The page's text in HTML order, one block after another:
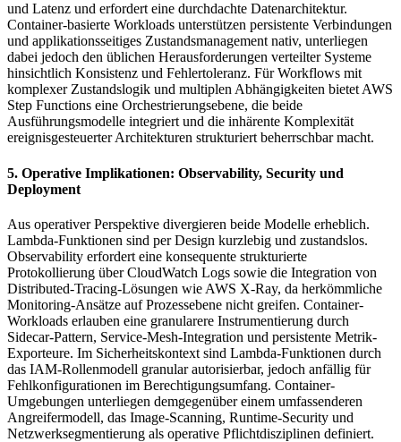
und Latenz und erfordert eine durchdachte Datenarchitektur.
Container-basierte Workloads unterstützen persistente Verbindungen
und applikationsseitiges Zustandsmanagement nativ, unterliegen
dabei jedoch den üblichen Herausforderungen verteilter Systeme
hinsichtlich Konsistenz und Fehlertoleranz. Für Workflows mit
komplexer Zustandslogik und multiplen Abhängigkeiten bietet AWS
Step Functions eine Orchestrierungsebene, die beide
Ausführungsmodelle integriert und die inhärente Komplexität
ereignisgesteuerter Architekturen strukturiert beherrschbar macht.
5. Operative Implikationen: Observability, Security und
Deployment
Aus operativer Perspektive divergieren beide Modelle erheblich.
Lambda-Funktionen sind per Design kurzlebig und zustandslos.
Observability erfordert eine konsequente strukturierte
Protokollierung über CloudWatch Logs sowie die Integration von
Distributed-Tracing-Lösungen wie AWS X-Ray, da herkömmliche
Monitoring-Ansätze auf Prozessebene nicht greifen. Container-
Workloads erlauben eine granularere Instrumentierung durch
Sidecar-Pattern, Service-Mesh-Integration und persistente Metrik-
Exporteure. Im Sicherheitskontext sind Lambda-Funktionen durch
das IAM-Rollenmodell granular autorisierbar, jedoch anfällig für
Fehlkonfigurationen im Berechtigungsumfang. Container-
Umgebungen unterliegen demgegenüber einem umfassenderen
Angreifermodell, das Image-Scanning, Runtime-Security und
Netzwerksegmentierung als operative Pflichtdisziplinen definiert.